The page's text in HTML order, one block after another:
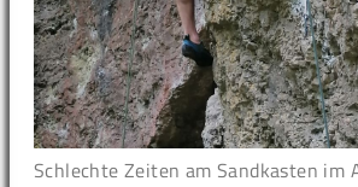
Schlechte Zeiten am Sandkasten im